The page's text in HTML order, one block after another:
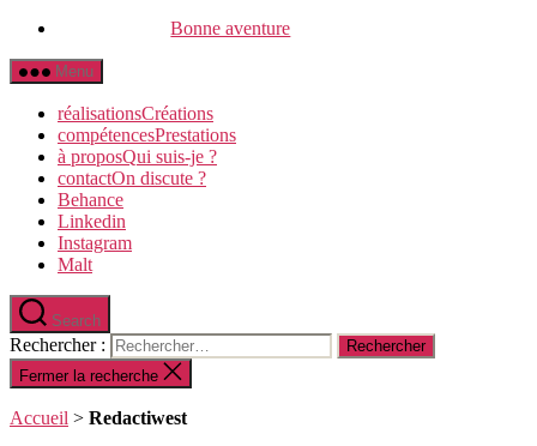
Bonne aventure
Menu
réalisationsCréations
compétencesPrestations
à proposQui suis-je ?
contactOn discute ?
Behance
Linkedin
Instagram
Malt
Search
Rechercher :
Fermer la recherche
Accueil > Redactiwest